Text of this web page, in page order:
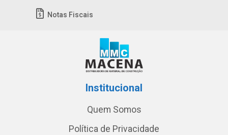
Notas Fiscais
Institucional
Quem Somos
Política de Privacidade